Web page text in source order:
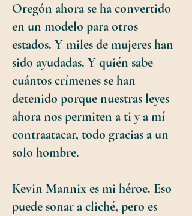
Oregón ahora se ha convertido
en un modelo para otros
estados. Y miles de mujeres han
sido ayudadas. Y quién sabe
cuántos crímenes se han
detenido porque nuestras leyes
ahora nos permiten a ti y a mí
contraatacar, todo gracias a un
solo hombre.
Kevin Mannix es mi héroe. Eso
puede sonar a cliché, pero es